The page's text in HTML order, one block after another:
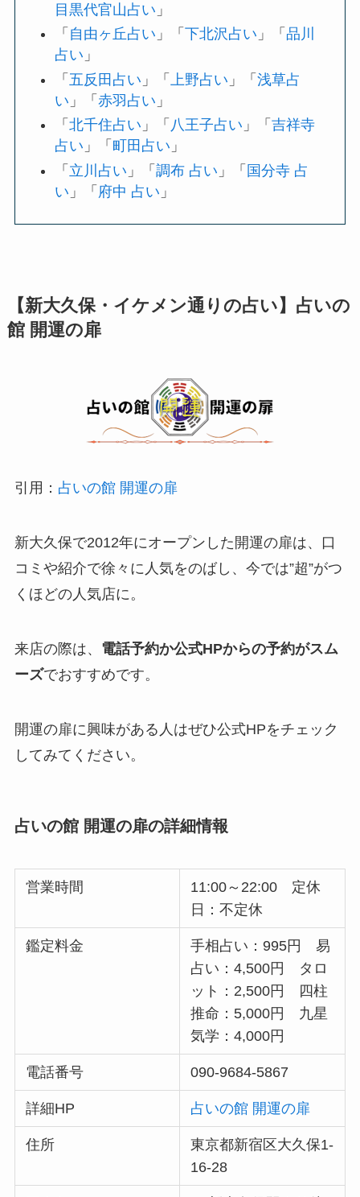
目黒代官山占い 」
「 自由ヶ丘占い 」「下北沢占い 」「 品川
占い 」
「 五反田占い 」「 上野占い 」「浅草占
い 」「赤羽占い 」
「北千住占い 」「 八王子占い 」「吉祥寺
占い 」「 町田占い 」
「 立川占い 」「調布 占い 」「 国分寺 占
い 」「 府中 占い 」
【新大久保・イケメン通りの占い】占いの
館 開運の扉
引用： 占いの館 開運の扉
新大久保で2012年にオープンした開運の扉は、口
コミや紹介で徐々に人気をのばし、今では”超”がつ
くほどの人気店に。
来店の際は、 電話予約か公式HPからの予約がスム
ーズでおすすめです。
開運の扉に興味がある人はぜひ公式HPをチェック
してみてください。
占いの館 開運の扉の詳細情報
営業時間
11:00～22:00 定休
日：不定休
鑑定料金
手相占い：995円 易
占い：4,500円 タロ
ット：2,500円 四柱
推命：5,000円 九星
気学：4,000円
電話番号 090-9684-5867
詳細HP 占いの館 開運の扉
住所
東京都新宿区大久保1-
16-28